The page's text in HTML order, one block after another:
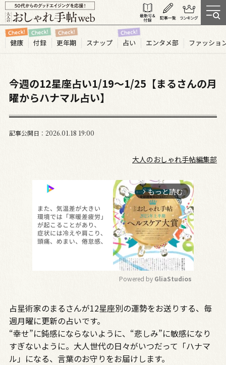
健康 付録 更年期 スナップ 占い エンタメ部 ファッショ
今週の12星座占い1/19～1/25【まるさんの月
曜からハナマル占い】
記事公開日 2026.01 18 19:00
大人のおしゃれ手帖編集部
arrow_forward_ios もっと読む
u
e
Powered by GliaStudios
占星術家のまるさんが12星座別の運勢をお送りする、毎
週月曜に更新の占いです。
“幸せ”に鈍感にならないように、“悲しみ”に敏感になり
すぎないように。大人世代の日々がいつだって「ハナマ
ル」になる、言葉のお守りをお届けします。